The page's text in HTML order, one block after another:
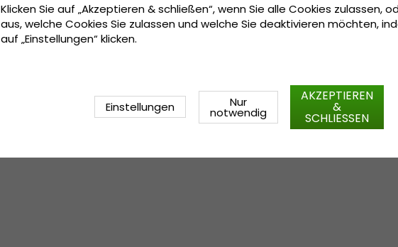
Klicken Sie auf „Akzeptieren & schließen“, wenn Sie alle Cookies zulassen,
aus, welche Cookies Sie zulassen und welche Sie deaktivieren möchten,
auf „Einstellungen“ klicken.
Einstellungen Nur
notwendig
AKZEPTIEREN
&
SCHLIESSEN